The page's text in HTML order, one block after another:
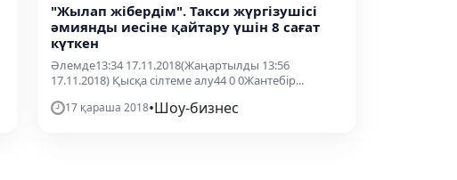
"Жылап жібердім". Такси жүргізушісі
әмиянды иесіне қайтару үшін 8 сағат
күткен
Әлемде13:34 17.11.2018(Жаңартылды 13:56
17.11.2018) Қысқа сілтеме алу44 0 0Жантебір...
17 қараша 2018•Шоу-бизнес